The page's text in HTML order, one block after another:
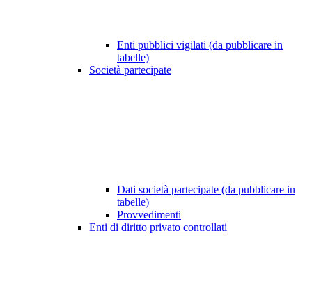
Enti pubblici vigilati (da pubblicare in
tabelle)
Società partecipate
Dati società partecipate (da pubblicare in
tabelle)
Provvedimenti
Enti di diritto privato controllati